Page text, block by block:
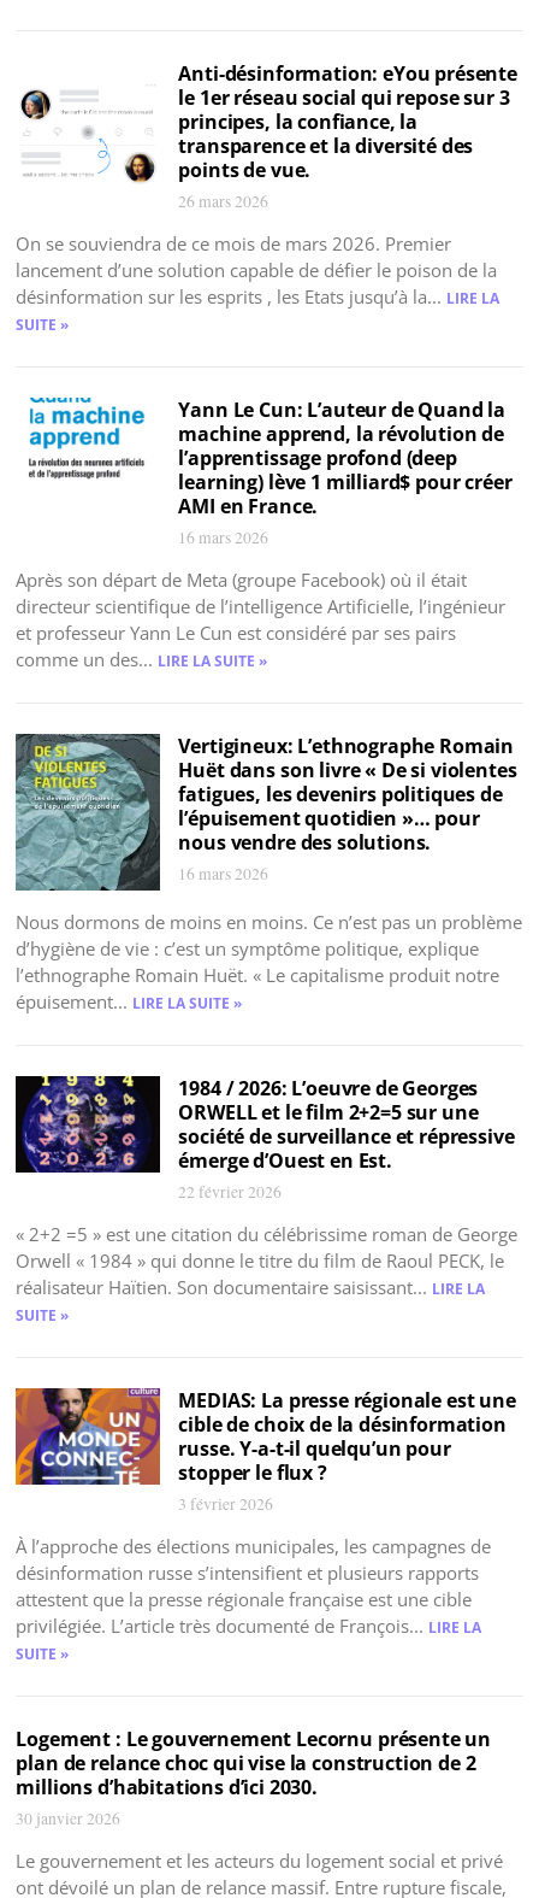
Anti-désinformation: eYou présente
le 1er réseau social qui repose sur 3
principes, la confiance, la
transparence et la diversité des
points de vue.
26 mars 2026
On se souviendra de ce mois de mars 2026. Premier
lancement d’une solution capable de défier le poison de la
désinformation sur les esprits , les Etats jusqu’à la... LIRE LA
SUITE »
Yann Le Cun: L’auteur de Quand la
machine apprend, la révolution de
l’apprentissage profond (deep
learning) lève 1 milliard$ pour créer
AMI en France.
16 mars 2026
Après son départ de Meta (groupe Facebook) où il était
directeur scientifique de l’intelligence Artificielle, l’ingénieur
et professeur Yann Le Cun est considéré par ses pairs
comme un des... LIRE LA SUITE »
Vertigineux: L’ethnographe Romain
Huët dans son livre « De si violentes
fatigues, les devenirs politiques de
l’épuisement quotidien »… pour
nous vendre des solutions.
16 mars 2026
Nous dormons de moins en moins. Ce n’est pas un problème
d’hygiène de vie : c’est un symptôme politique, explique
l’ethnographe Romain Huët. « Le capitalisme produit notre
épuisement... LIRE LA SUITE »
1984 / 2026: L’oeuvre de Georges
ORWELL et le film 2+2=5 sur une
société de surveillance et répressive
émerge d’Ouest en Est.
22 février 2026
« 2+2 =5 » est une citation du célébrissime roman de George
Orwell « 1984 » qui donne le titre du film de Raoul PECK, le
réalisateur Haïtien. Son documentaire saisissant... LIRE LA
SUITE »
MEDIAS: La presse régionale est une
cible de choix de la désinformation
russe. Y-a-t-il quelqu’un pour
stopper le flux ?
3 février 2026
À l’approche des élections municipales, les campagnes de
désinformation russe s’intensifient et plusieurs rapports
attestent que la presse régionale française est une cible
privilégiée. L’article très documenté de François... LIRE LA
SUITE »
Logement : Le gouvernement Lecornu présente un
plan de relance choc qui vise la construction de 2
millions d’habitations d’ici 2030.
30 janvier 2026
Le gouvernement et les acteurs du logement social et privé
ont dévoilé un plan de relance massif. Entre rupture fiscale,